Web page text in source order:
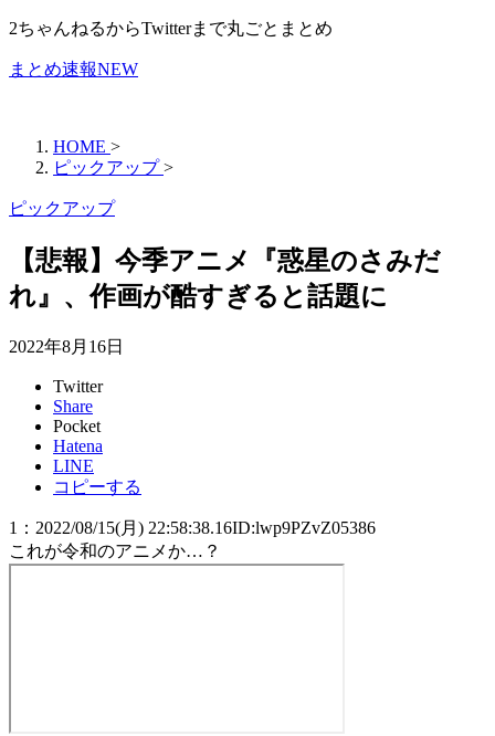
2ちゃんねるからTwitterまで丸ごとまとめ
まとめ速報NEW
HOME >
ピックアップ >
ピックアップ
【悲報】今季アニメ『惑星のさみだ
れ』、作画が酷すぎると話題に
2022年8月16日
Twitter
Share
Pocket
Hatena
LINE
コピーする
1 ： 2022/08/15(月) 22:58:38.16ID:lwp9PZvZ05386
これが令和のアニメか…？